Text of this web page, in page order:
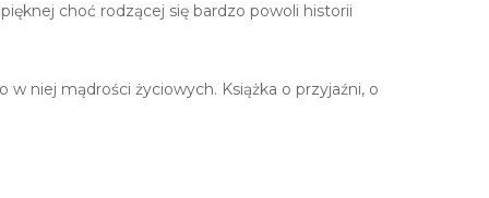
choć rodzącej się bardzo powoli historii
w niej mądrości życiowych. Książka o przyjaźni, o